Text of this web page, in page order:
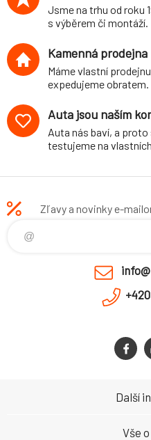
Jsme na trhu od roku
s výběrem či montáží.
Kamenná prodejna
Máme vlastní
expedujeme obratem.
Auta jsou naším
Auta nás baví, a
testujeme na
Zľavy a novinky e-
Další
Vše